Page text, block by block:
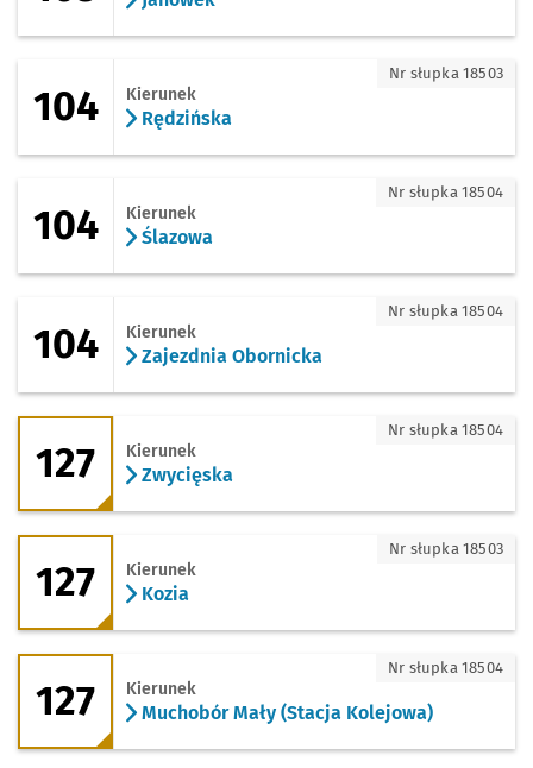
104 Kierunek
Rędzińska
Nr słupka 18503
104 Kierunek
Ślazowa
Nr słupka 18504
104 - kierunek Zajezdnia Obornicka
104 Kierunek
Zajezdnia Obornicka
Nr słupka 18504
127 - kierunek Zwycięska
127 Kierunek
Zwycięska
Nr słupka 18504
127 - kierunek Kozia
127 Kierunek
Kozia
Nr słupka 18503
127 - kierunek Muchobór Mały (Stacja
127 Kierunek
Muchobór Mały (Stacja Kolejowa)
Nr słupka 18504